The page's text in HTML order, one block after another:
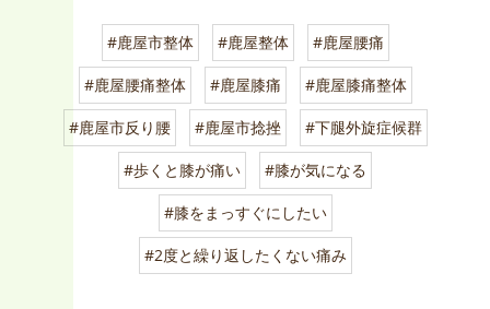
#鹿屋市整体 #鹿屋整体 #鹿屋腰痛
#鹿屋腰痛整体 #鹿屋膝痛 #鹿屋膝痛整体
#鹿屋市反り腰 #鹿屋市捻挫 #下腿外旋症候群
#歩くと膝が痛い #膝が気になる
#膝をまっすぐにしたい
#2度と繰り返したくない痛み